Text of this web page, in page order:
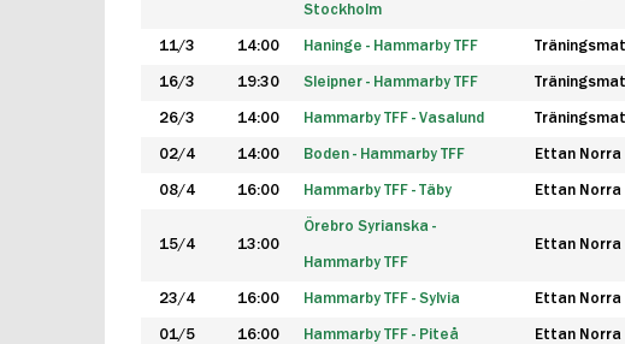
Stockholm
11/3 14:00 Haninge - Hammarby TFF
16/3 19:30 Sleipner - Hammarby TFF
26/3 14:00 Hammarby TFF - Vasalund
02/4 14:00 Boden - Hammarby TFF Ettan Norra
08/4 16:00 Hammarby TFF - Täby Ettan Norra
15/4 13:00
Örebro Syrianska -
Hammarby TFF
Ettan Norra
23/4 16:00 Hammarby TFF - Sylvia Ettan Norra
01/5 16:00 Hammarby TFF - Piteå Ettan Norra